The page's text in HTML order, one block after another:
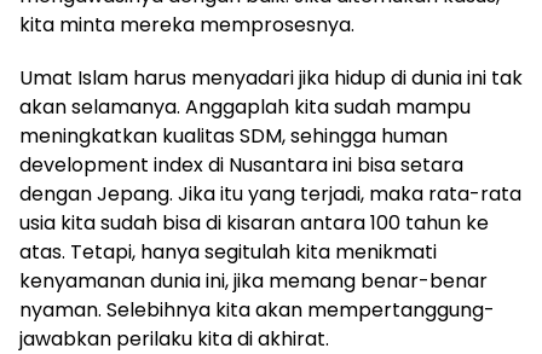
kita minta mereka memprosesnya.
Umat Islam harus menyadari jika hidup di dunia ini tak
akan selamanya. Anggaplah kita sudah mampu
meningkatkan kualitas SDM, sehingga human
development index di Nusantara ini bisa setara
dengan Jepang. Jika itu yang terjadi, maka rata-rata
usia kita sudah bisa di kisaran antara 100 tahun ke
atas. Tetapi, hanya segitulah kita menikmati
kenyamanan dunia ini, jika memang benar-benar
nyaman. Selebihnya kita akan mempertanggung-
jawabkan perilaku kita di akhirat.